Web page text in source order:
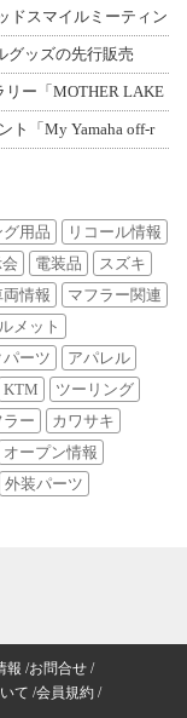
ドスマイルミーティン
グッズの先行販売
ー「MOTHER LAKE
ト「My Yamaha off-r
用品
リコール情報
電装品
スズキ
両情報
マフラー関連
メット
ーツ
アパレル
KTM
ツーリング
ラー
カワサキ
オープン情報
外装パーツ
報 お問合せ
て 会員規約